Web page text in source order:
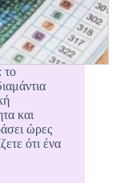
το
και
ώρες
ότι ένα